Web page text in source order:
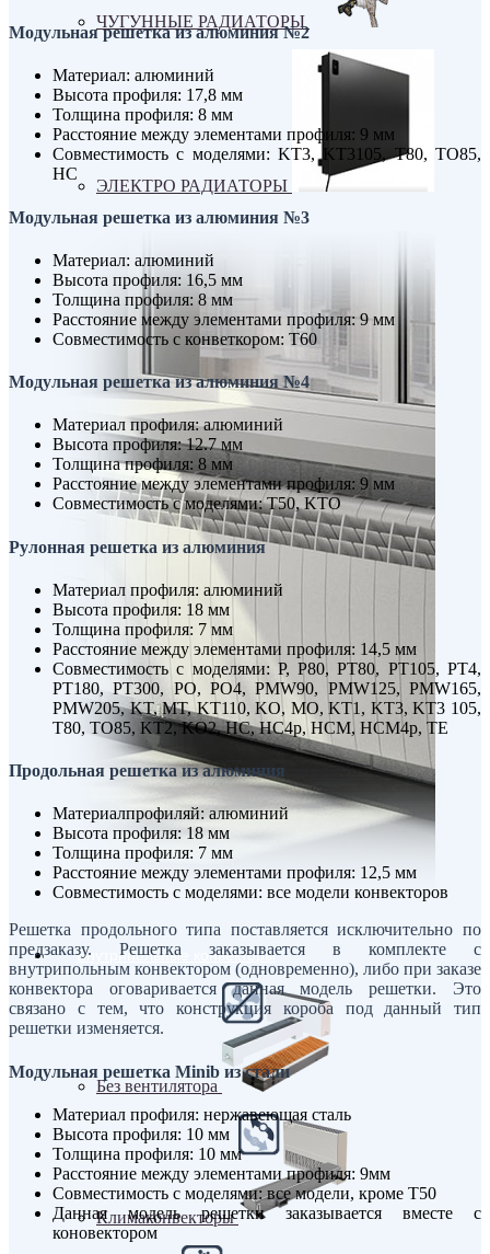
ЧУГУННЫЕ РАДИАТОРЫ
ЭЛЕКТРО РАДИАТОРЫ
Внутрипольные конвекторы
Без вентилятора
Климаконвекторы
Модульная решетка из алюминия №2
Материал: алюминий
Высота профиля: 17,8 мм
Толщина профиля: 8 мм
Расстояние между элементами профиля: 9 мм
Совместимость с моделями: KT3, KT3105, T80, TO85,
HC
Модульная решетка из алюминия №3
Материал: алюминий
Высота профиля: 16,5 мм
Толщина профиля: 8 мм
Расстояние между элементами профиля: 9 мм
Совместимость с конветкором: T60
Модульная решетка из алюминия №4
Материал профиля: алюминий
Высота профиля: 12.7 мм
Толщина профиля: 8 мм
Расстояние между элементами профиля: 9 мм
Совместимость с моделями: T50, KTO
Рулонная решетка из алюминия
Материал профиля: алюминий
Высота профиля: 18 мм
Толщина профиля: 7 мм
Расстояние между элементами профиля: 14,5 мм
Совместимость с моделями: P, P80, PT80, PT105, PT4,
PT180, PT300, PO, PO4, PMW90, PMW125, PMW165,
PMW205, KT, MT, KT110, KO, MO, KT1, KT3, KT3 105,
T80, TO85, KT2, KO2, HC, HC4p, HCM, HCM4p, TE
Продольная решетка из алюминия
Материалпрофиляй: алюминий
Высота профиля: 18 мм
Толщина профиля: 7 мм
Расстояние между элементами профиля: 12,5 мм
Совместимость с моделями: все модели конвекторов
Решетка продольного типа поставляется исключительно по
предзаказу. Решетка заказывается в комплекте с
внутрипольным конвектором (одновременно), либо при заказе
конвектора оговаривается данная модель решетки. Это
связано с тем, что конструкция короба под данный тип
решетки изменяется.
Модульная решетка Minib из стали
Материал профиля: нержавеющая сталь
Высота профиля: 10 мм
Толщина профиля: 10 мм
Расстояние между элементами профиля: 9мм
Совместимость с моделями: все модели, кроме T50
Данная модель решетки заказывается вместе с
коновектором